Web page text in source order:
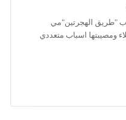
"طريق الهجرتين"مي
ومصيبتها اسباب متعددي